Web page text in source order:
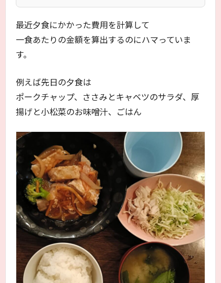
最近夕食にかかった費用を計算して
一食あたりの金額を算出するのにハマっていま
す。
例えば先日の夕食は
ポークチャップ、ささみとキャベツのサラダ、厚
揚げと小松菜のお味噌汁、ごはん